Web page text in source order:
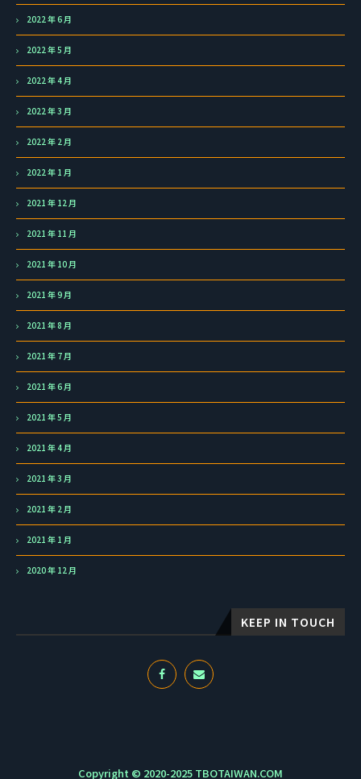
2022 年 6 月
2022 年 5 月
2022 年 4 月
2022 年 3 月
2022 年 2 月
2022 年 1 月
2021 年 12 月
2021 年 11 月
2021 年 10 月
2021 年 9 月
2021 年 8 月
2021 年 7 月
2021 年 6 月
2021 年 5 月
2021 年 4 月
2021 年 3 月
2021 年 2 月
2021 年 1 月
2020 年 12 月
KEEP IN TOUCH
Copyright © 2020-2025 TBOTAIWAN.COM